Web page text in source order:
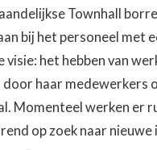
Townhall
bij het personeel met
visie: het hebben van
door haar medewerkers
Momenteel werken er
op zoek naar